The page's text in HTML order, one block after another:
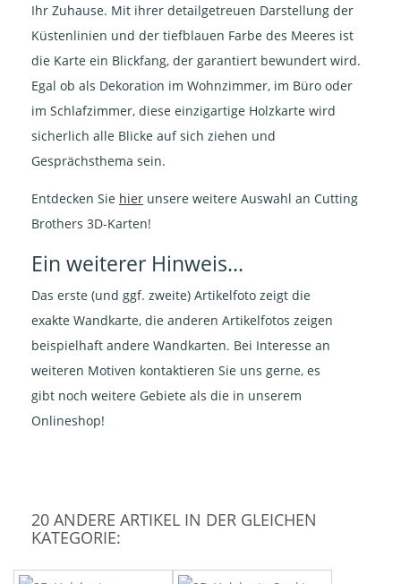
Ihr Zuhause. Mit ihrer detailgetreuen Darstellung der
Küstenlinien und der tiefblauen Farbe des Meeres ist
die Karte ein Blickfang, der garantiert bewundert wird.
Egal ob als Dekoration im Wohnzimmer, im Büro oder
im Schlafzimmer, diese einzigartige Holzkarte wird
sicherlich alle Blicke auf sich ziehen und
Gesprächsthema sein.
Entdecken Sie hier unsere weitere Auswahl an Cutting
Brothers 3D-Karten!
Ein weiterer Hinweis...
Das erste (und ggf. zweite) Artikelfoto zeigt die
exakte Wandkarte, die anderen Artikelfotos zeigen
beispielhaft andere Wandkarten. Bei Interesse an
weiteren Motiven kontaktieren Sie uns gerne, es
gibt noch weitere Gebiete als die in unserem
Onlineshop!
20 ANDERE ARTIKEL IN DER GLEICHEN
KATEGORIE: